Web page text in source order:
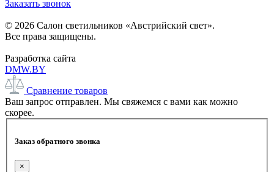
Заказать звонок
© 2026 Салон светильников «Австрийский свет».
Все права защищены.
Разработка сайта
DMW.BY
Сравнение товаров
Ваш запрос отправлен. Мы свяжемся с вами как можно
скорее.
Заказ обратного звонка
×